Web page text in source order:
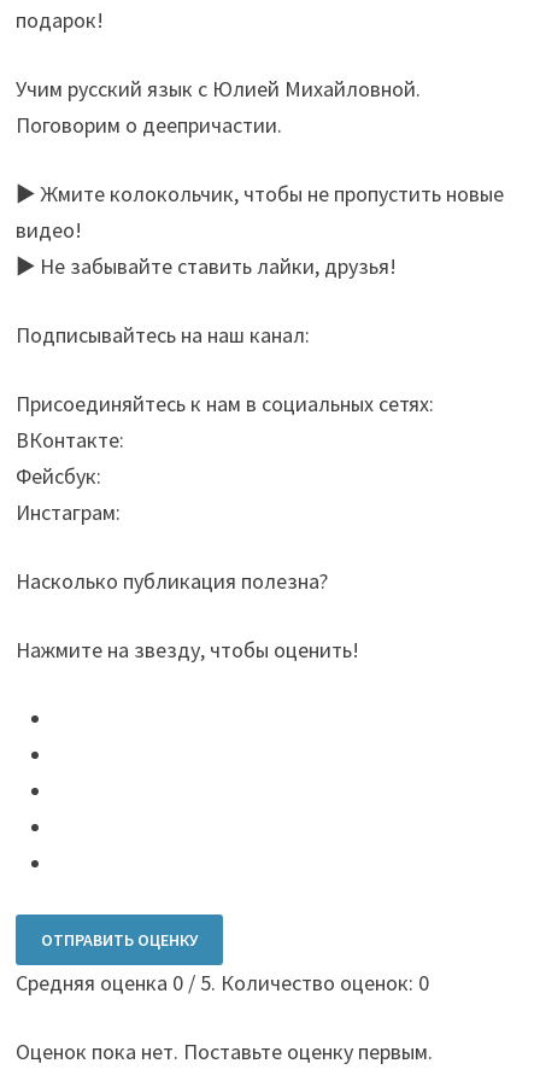
подарок!
Учим русский язык с Юлией Михайловной.
Поговорим о деепричастии.
► Жмите колокольчик, чтобы не пропустить новые
видео!
► Не забывайте ставить лайки, друзья!
Подписывайтесь на наш канал:
Присоединяйтесь к нам в социальных сетях:
ВКонтакте:
Фейсбук:
Инстаграм:
Насколько публикация полезна?
Нажмите на звезду, чтобы оценить!
ОТПРАВИТЬ ОЦЕНКУ
Средняя оценка 0/ 5. Количество оценок: 0
Оценок пока нет. Поставьте оценку первым.